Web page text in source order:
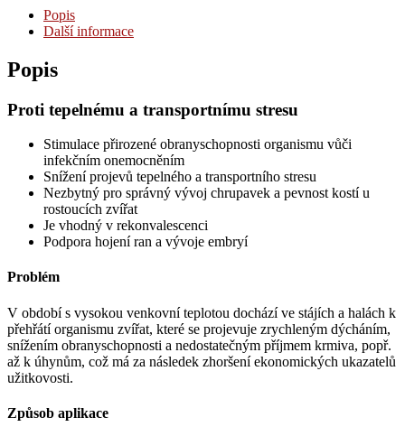
Popis
Další informace
Popis
Proti tepelnému a transportnímu stresu
Stimulace přirozené obranyschopnosti organismu vůči
infekčním onemocněním
Snížení projevů tepelného a transportního stresu
Nezbytný pro správný vývoj chrupavek a pevnost kostí u
rostoucích zvířat
Je vhodný v rekonvalescenci
Podpora hojení ran a vývoje embryí
Problém
V období s vysokou venkovní teplotou dochází ve stájích a halách k
přehřátí organismu zvířat, které se projevuje zrychleným dýcháním,
snížením obranyschopnosti a nedostatečným příjmem krmiva, popř.
až k úhynům, což má za následek zhoršení ekonomických ukazatelů
užitkovosti.
Způsob aplikace